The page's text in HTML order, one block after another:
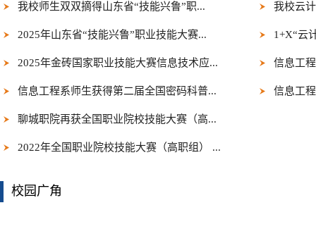
我校师生双双摘得山东省“技能兴鲁”职...
2025年山东省“技能兴鲁”职业技能大赛...
2025年金砖国家职业技能大赛信息技术应...
信息工程系师生获得第二届全国密码科普...
聊城职院再获全国职业院校技能大赛（高...
2022年全国职业院校技能大赛（高职组） ...
我校云
1+X“云
信息工
信息工
校园广角